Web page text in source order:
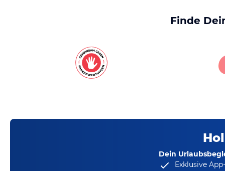
Finde
Dein
Exklusive